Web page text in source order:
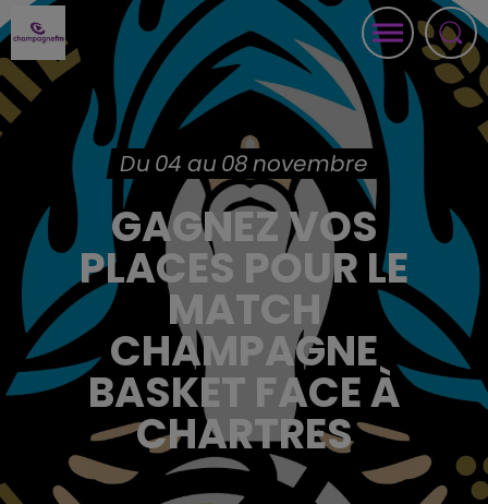
Du 04 au 08 novembre
GAGNEZ VOS
PLACES POUR LE
MATCH
CHAMPAGNE
BASKET FACE À
CHARTRES